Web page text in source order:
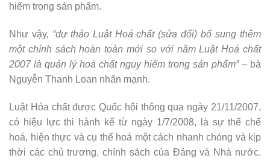
hiểm trong sản phẩm.
Như vậy, “dự thảo Luật Hoá chất (sửa đổi) bổ sung thêm
một chính sách hoàn toàn mới so với năm Luật Hoá chất
2007 là quản lý hoá chất nguy hiểm trong sản phẩm” – bà
Nguyễn Thanh Loan nhấn mạnh.
Luật Hóa chất được Quốc hội thông qua ngày 21/11/2007,
có hiệu lực thi hành kể từ ngày 1/7/2008, là sự thể chế
hoá, hiện thực và cụ thể hoá một cách nhanh chóng và kịp
thời các chủ trương, chính sách của Đảng và Nhà nước.